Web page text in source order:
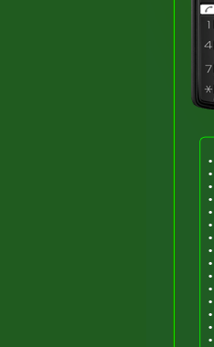
•
•
•
•
•
•
•
•
•
•
•
•
•
•
•